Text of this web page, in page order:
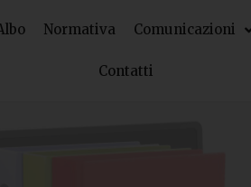
Normativa Comunicazioni
Contatti